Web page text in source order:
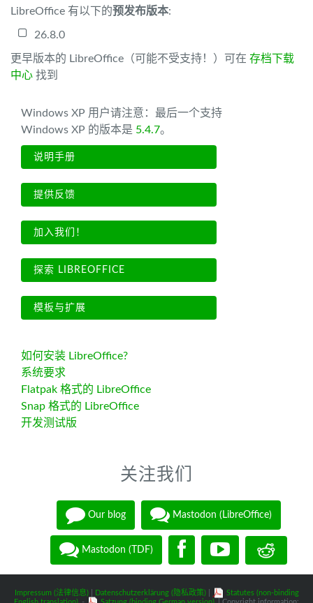
LibreOffice 有以下的预发布版本:
26.8.0
更早版本的 LibreOffice（可能不受支持！）可在 存档下载
中心 找到
Windows XP 用户请注意：最后一个支持
Windows XP 的版本是 5.4.7。
说明手册
提供反馈
加入我们！
探索 LIBREOFFICE
模板与扩展
如何安装 LibreOffice?
系统要求
Flatpak 格式的 LibreOffice
Snap 格式的 LibreOffice
开发测试版
关注我们
Our blog Mastodon (LibreOffice)
Mastodon (TDF)
Impressum (法律信息)| Datenschutzerklärung (隐私政策)|
Statutes (non-binding